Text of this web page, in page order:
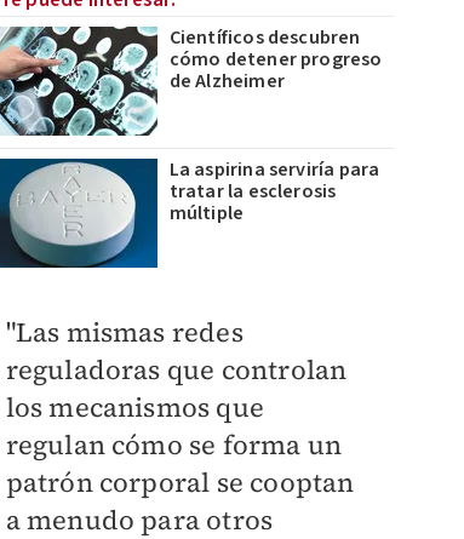
Científicos descubren
cómo detener progreso
de Alzheimer
La aspirina serviría para
tratar la esclerosis
múltiple
"Las mismas redes
reguladoras que controlan
los mecanismos que
regulan cómo se forma un
patrón corporal se cooptan
a menudo para otros